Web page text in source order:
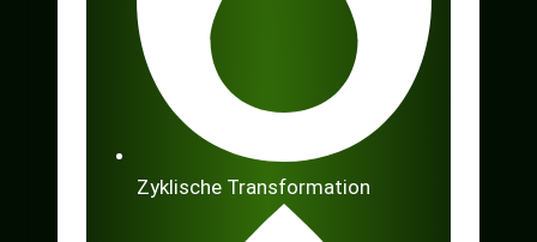
Zyklische Transformation